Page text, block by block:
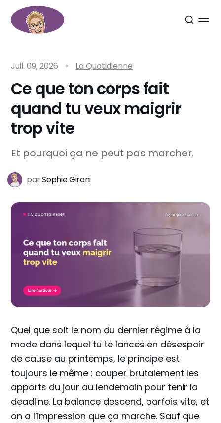
Juil. 09, 2026 La Quotidienne
Ce que ton corps fait
quand tu veux maigrir
trop vite
Et pourquoi ça ne peut pas marcher.
parSophie Gironi
Quel que soit le nom du dernier régime à la
mode dans lequel tu te lances en désespoir
de cause au printemps, le principe est
toujours le même : couper brutalement les
apports du jour au lendemain pour tenir la
deadline. La balance descend, parfois vite, et
on a l’impression que ça marche. Sauf que